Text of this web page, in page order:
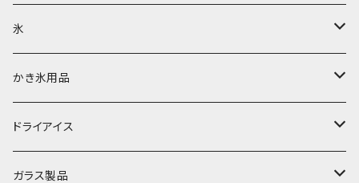
氷
富士天然水の氷
丸氷
直径70mm
角氷
かき氷用品
かき氷シロップ
無果汁1.8Lパック
かき氷機・かき氷器
ドライアイス
ドライアイス3ｋｇ
ガラス製品